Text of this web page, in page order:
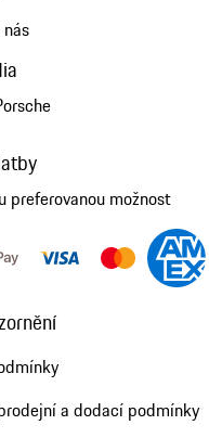
preferovanou možnost
a dodací podmínky